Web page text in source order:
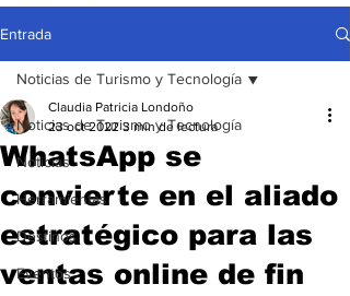
Entrada
Noticias de Turismo y Tecnología
Noticias
Herramientas
Destinos
Eventos
Noticias de Turismo y Tecnología
WhatsApp se
convierte en el aliado
estratégico para las
ventas online de fin
Claudia Patricia Londoño
23 oct 2022 3 min de lectura